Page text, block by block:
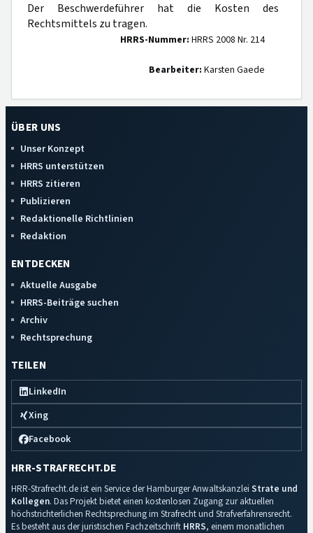
Der Beschwerdeführer hat die Kosten des
Rechtsmittels zu tragen.
HRRS-Nummer: HRRS 2008 Nr. 214
Bearbeiter: Karsten Gaede
ÜBER UNS
Unser Konzept
HRRS unterstützen
HRRS zitieren
Publizieren
Redaktionelle Richtlinien
Redaktion
ENTDECKEN
Aktuelle Ausgabe
HRRS-Beiträge suchen
Archiv
Rechtsprechung
TEILEN
LinkedIn
Xing
Facebook
HRR-STRAFRECHT.DE
HRR-Strafrecht.de ist ein Service der Hamburger Anwaltskanzlei Strate und
Kollegen. Das Projekt bietet einen kostenlosen Zugang zur aktuellen
höchstrichterlichen Rechtsprechung im Strafrecht und Strafverfahrensrecht.
Es besteht aus der juristischen Fachzeitschrift HRRS, einem monatlichen